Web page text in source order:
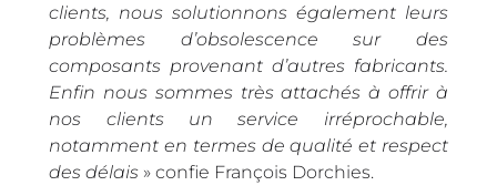
clients, nous solutionnons également leurs
problèmes d’obsolescence sur des
composants provenant d’autres fabricants.
Enfin nous sommes très attachés à offrir à
nos clients un service irréprochable,
notamment en termes de qualité et respect
des délais » confie François Dorchies.